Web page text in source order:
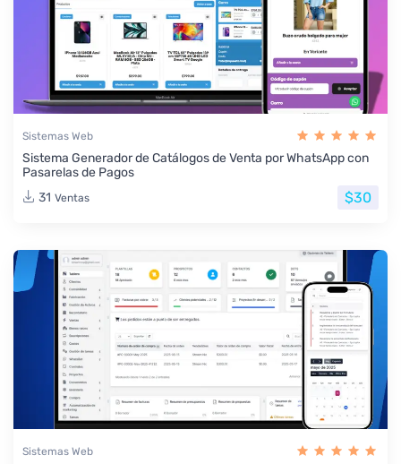
Sistemas Web
Sistema Generador de Catálogos de Venta por WhatsApp con
Pasarelas de Pagos
31 Ventas $30
Sistemas Web